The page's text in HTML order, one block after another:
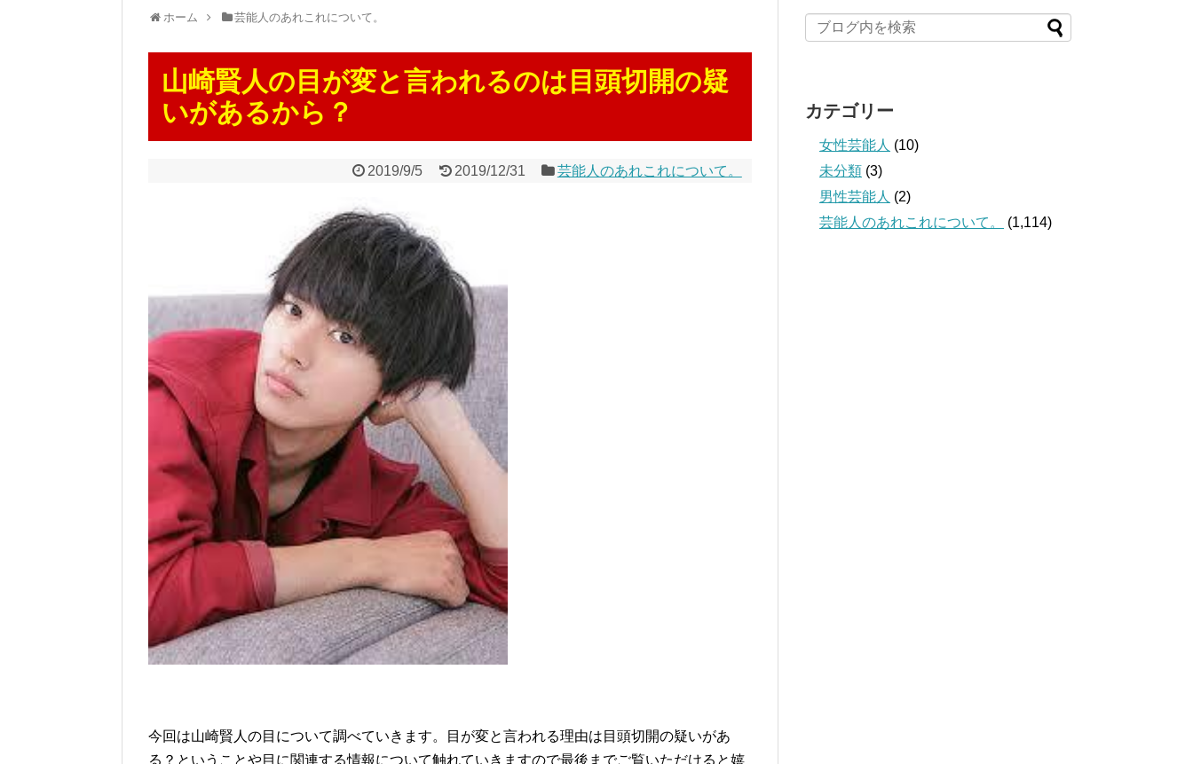
ホーム 芸能人のあれこれについて。
山崎賢人の目が変と言われるのは目頭切開の疑
いがあるから？
2019/9/5 2019/12/31 芸能人のあれこれについて。
今回は山崎賢人の目について調べていきます。目が変と言われる理由は目頭切開の疑いがあ
る？ということや目に関連する情報について触れていきますので最後までご覧いただけると嬉
カテゴリー
女性芸能人 (10)
未分類 (3)
男性芸能人 (2)
芸能人のあれこれについて。
(1,114)